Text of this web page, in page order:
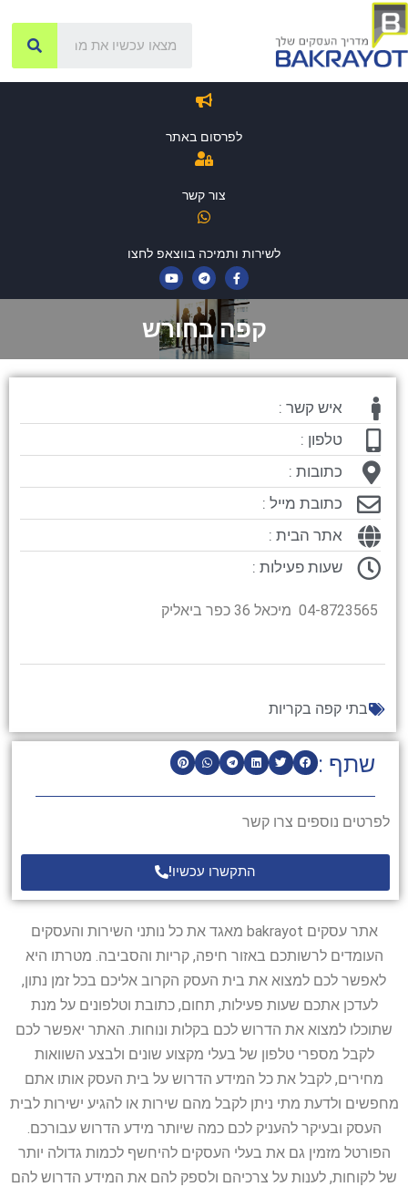
לפרסום באתר
צור קשר
לשירות ותמיכה בווצאפ לחצו
קפה בחורש
שתף :
לפרטים נוספים צרו קשר
התקשרו עכשיו!
איש קשר :
טלפון :
כתובות :
כתובת מייל :
אתר הבית :
שעות פעילות :
בתי קפה בקריות
אתר עסקים bakrayot מאגד את כל נותני השירות והעסקים
העומדים לרשותכם באזור חיפה, קריות והסביבה. מטרתו היא
לאפשר לכם למצוא את בית העסק הקרוב אליכם בכל זמן נתון,
לעדכן אתכם שעות פעילות, תחום, כתובת וטלפונים על מנת
שתוכלו למצוא את הדרוש לכם בקלות ונוחות. האתר יאפשר לכם
לקבל מספרי טלפון של בעלי מקצוע שונים ולבצע השוואות
מחירים, לקבל את כל המידע הדרוש על בית העסק אותו אתם
מחפשים ולדעת מתי ניתן לקבל מהם שירות או להגיע ישירות לבית
העסק ובעיקר להעניק לכם כמה שיותר מידע הדרוש עבורכם.
הפורטל מזמין גם את בעלי העסקים להיחשף לכמות גדולה יותר
של לקוחות, לענות על צרכיהם ולספק להם את המידע הדרוש להם